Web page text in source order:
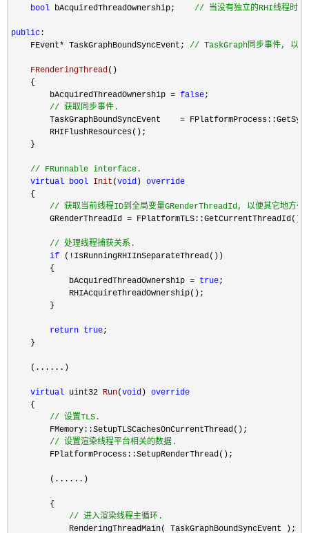
bool bAcquiredThreadOwnership; // 当没有独立的RHI线程时,
public :
    FEvent
* TaskGraphBoundSyncEvent; // TaskGraph同步事件, 以便
    FRenderingThread
()
    {
        bAcquiredThreadOwnership
= false;
// 获取同步事件.
TaskGraphBoundSyncEvent    =
        RHIFlushResources();
    }
// FRunnable interface.
virtual bool Init (void ) override
    {
// 获取当前线程ID到全局变量GRenderThreadId, 以便其它地方引
        GRenderThreadId =
FPlatformTLS::GetCurrentThreadId();
// 处理线程捕获关系.
if (! IsRunningRHIInSeparateThread())
        {
            bAcquiredThreadOwnership
= true;
            RHIAcquireThreadOwnership();
        }
return true;
    }
    (......)
virtual uint32 Run(void ) override
    {
// 设置TLS.
        FMemory::SetupTLSCachesOnCurrentThread();
// 设置渲染线程平台相关的数据.
        FPlatformProcess::SetupRenderThread();
        (......)
        {
// 进入渲染线程主循环.
            RenderingThreadMain( TaskGraphBoundSyncEvent );